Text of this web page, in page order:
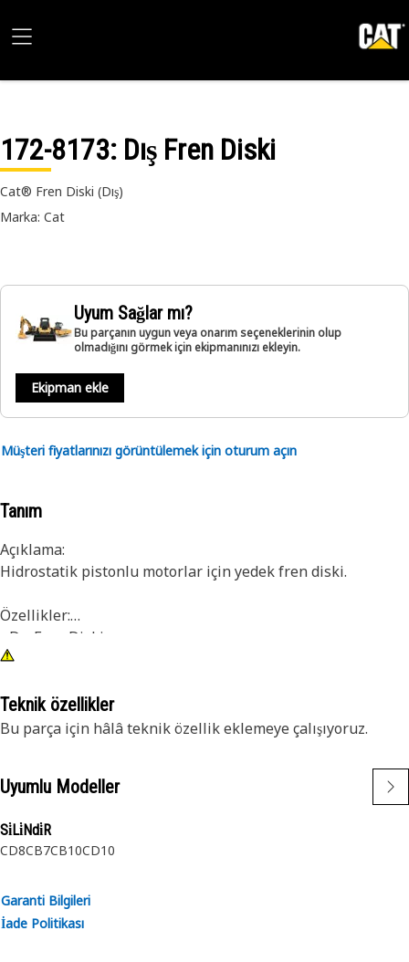
172-8173: Dış Fren Diski
Cat® Fren Diski (Dış)
Marka: Cat
Uyum Sağlar mı?
Bu parçanın uygun veya onarım seçeneklerinin olup
olmadığını görmek için ekipmanınızı ekleyin.
Ekipman ekle
Müşteri fiyatlarınızı görüntülemek için oturum açın
Tanım
Açıklama:
Hidrostatik pistonlu motorlar için yedek fren diski.
Özellikler:
• Dış Fren Diski
Daha fazla bilgi için kullanıcı kılavuzunuza bakın veya
yerel Cat Temsilcinizle iletişime geçin.
Teknik özellikler
Bu parça için hâlâ teknik özellik eklemeye çalışıyoruz.
Uyumlu Modeller
Si̇Li̇Ndi̇R
CD8CB7CB10CD10
Garanti Bilgileri
İade Politikası